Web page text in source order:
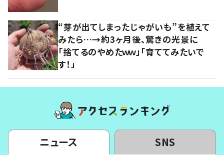
“芽が出てしまったじゃがいも”を植えて
みたら…→約3ヶ月後、驚きの光景に
「捨てるのやめたｗｗ」「育ててみたいで
す！」
ニュース SNS